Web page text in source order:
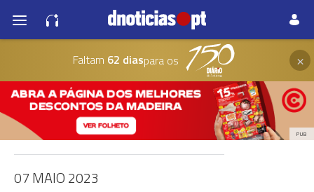
Faltam 62 diaspara os ×
PUB
07 MAIO 2023